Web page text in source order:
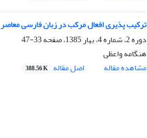
ترکیب پذیری افعال مرکب در زبان فارسی معاصر
دوره 2، شماره 4، بهار 1385، صفحه
33-47
هنگامه واعظی
مشاهده مقاله
اصل مقاله 388.56 K